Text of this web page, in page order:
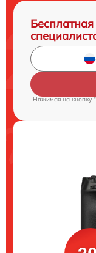
Нажимая на кнопку